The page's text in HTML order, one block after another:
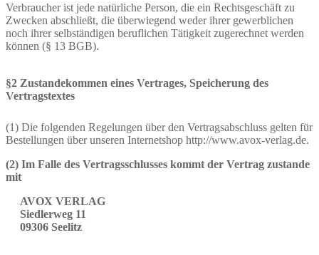
Verbraucher ist jede natürliche Person, die ein Rechtsgeschäft zu
Zwecken abschließt, die überwiegend weder ihrer gewerblichen
noch ihrer selbständigen beruflichen Tätigkeit zugerechnet werden
können (§ 13 BGB).
§2 Zustandekommen eines Vertrages, Speicherung des
Vertragstextes
(1) Die folgenden Regelungen über den Vertragsabschluss gelten für
Bestellungen über unseren Internetshop http://www.avox-verlag.de.
(2) Im Falle des Vertragsschlusses kommt der Vertrag zustande
mit
AVOX VERLAG
Siedlerweg 11
09306 Seelitz